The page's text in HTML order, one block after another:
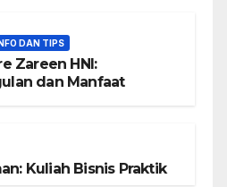
DAN TIPS
Zareen HNI:
dan Manfaat
Kuliah Bisnis Praktik